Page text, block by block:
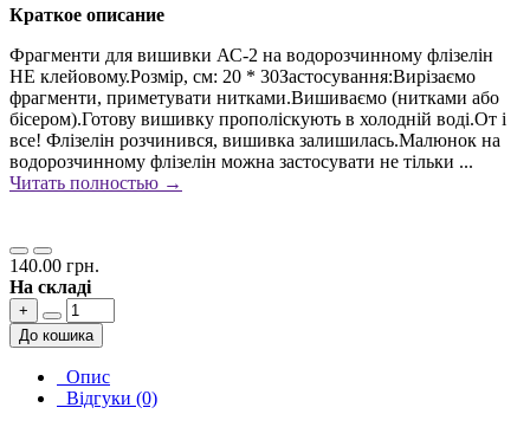
Краткое описание
Фрагменти для вишивки АС-2 на водорозчинному флізелін
НЕ клейовому.Розмір, см: 20 * 30Застосування:Вирізаємо
фрагменти, приметувати нитками.Вишиваємо (нитками або
бісером).Готову вишивку прополіскують в холодній воді.От і
все! Флізелін розчинився, вишивка залишилась.Малюнок на
водорозчинному флізелін можна застосувати не тільки ...
Читать полностью →
140.00 грн.
На складі
+
До кошика
Опис
Відгуки (0)